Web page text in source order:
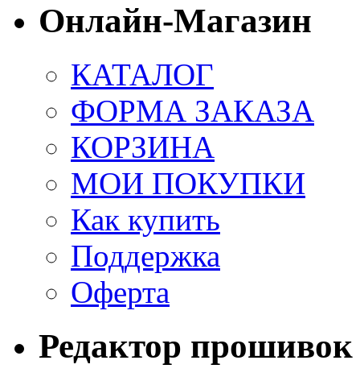
Онлайн-Магазин
КАТАЛОГ
ФОРМА ЗАКАЗА
КОРЗИНА
МОИ ПОКУПКИ
Как купить
Поддержка
Оферта
Редактор прошивок